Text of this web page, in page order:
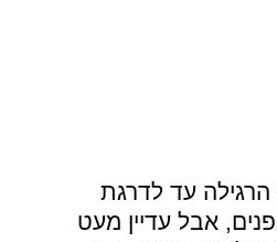
עד לדרגת
אבל עדיין מעט